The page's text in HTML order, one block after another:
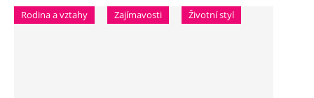
Rodina a vztahy Zajímavosti Životní styl